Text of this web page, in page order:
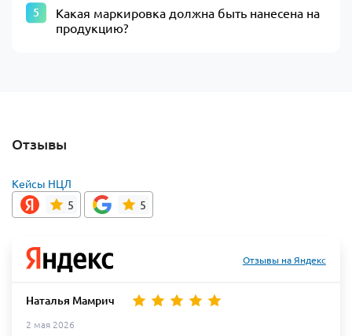
Какая маркировка должна быть нанесена на
продукцию?
Отзывы
Кейсы НЦЛ
5
5
Отзывы на Яндекс
Наталья Мамрич
2 мая 2026